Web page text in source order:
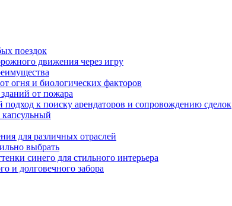
поездок
движения через игру
огня и биологических факторов
от пожара
к поиску арендаторов и сопровождению сделок
для различных отраслей
выбрать
синего для стильного интерьера
и долговечного забора